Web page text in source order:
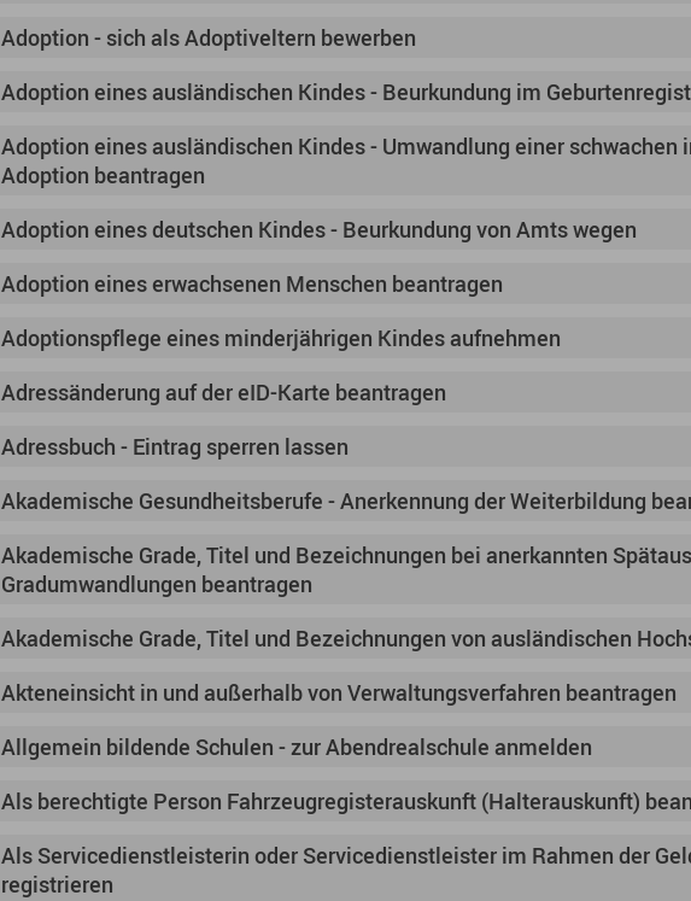
Adoption - sich als Adoptiveltern bewerben
Adoption eines ausländischen Kindes - Beurkundung im
Adoption eines ausländischen Kindes - Umwandlung einer schwachen
Adoption beantragen
Adoption eines deutschen Kindes - Beurkundung von Amts wegen
Adoption eines erwachsenen Menschen beantragen
Adoptionspflege eines minderjährigen Kindes aufnehmen
Adressänderung auf der eID-Karte beantragen
Adressbuch - Eintrag sperren lassen
Akademische Gesundheitsberufe - Anerkennung der Weiterbildung
Akademische Grade, Titel und Bezeichnungen bei anerkannten
Gradumwandlungen beantragen
Akademische Grade, Titel und Bezeichnungen von ausländischen
Akteneinsicht in und außerhalb von Verwaltungsverfahren beantragen
Allgemein bildende Schulen - zur Abendrealschule anmelden
Als berechtigte Person Fahrzeugregisterauskunft (Halterauskunft)
Als Servicedienstleisterin oder Servicedienstleister im Rahmen der
registrieren